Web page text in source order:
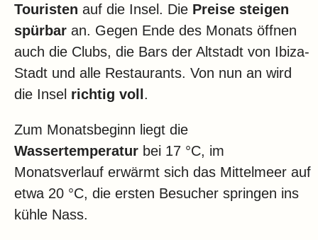
Touristen auf die Insel. Die Preise steigen
spürbar an. Gegen Ende des Monats öffnen
auch die Clubs, die Bars der Altstadt von Ibiza-
Stadt und alle Restaurants. Von nun an wird
die Insel richtig voll .
Zum Monatsbeginn liegt die
Wassertemperatur bei 17 °C, im
Monatsverlauf erwärmt sich das Mittelmeer auf
etwa 20 °C, die ersten Besucher springen ins
kühle Nass.